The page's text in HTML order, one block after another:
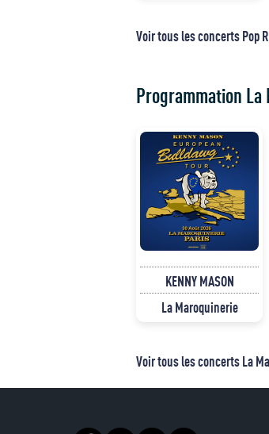
Voir tous les concerts Pop
Programmation
KENNY MASON
La Maroquinerie
Voir tous les concerts La